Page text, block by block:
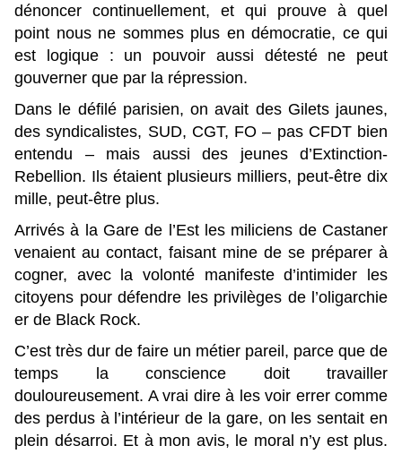
dénoncer continuellement, et qui prouve à quel
point nous ne sommes plus en démocratie, ce qui
est logique : un pouvoir aussi détesté ne peut
gouverner que par la répression.
Dans le défilé parisien, on avait des Gilets jaunes,
des syndicalistes, SUD, CGT, FO – pas CFDT bien
entendu – mais aussi des jeunes d’Extinction-
Rebellion. Ils étaient plusieurs milliers, peut-être dix
mille, peut-être plus.
Arrivés à la Gare de l’Est les miliciens de Castaner
venaient au contact, faisant mine de se préparer à
cogner, avec la volonté manifeste d’intimider les
citoyens pour défendre les privilèges de l’oligarchie
er de Black Rock.
C’est très dur de faire un métier pareil, parce que de
temps la conscience doit travailler
douloureusement. A vrai dire à les voir errer comme
des perdus à l’intérieur de la gare, on les sentait en
plein désarroi. Et à mon avis, le moral n’y est plus.